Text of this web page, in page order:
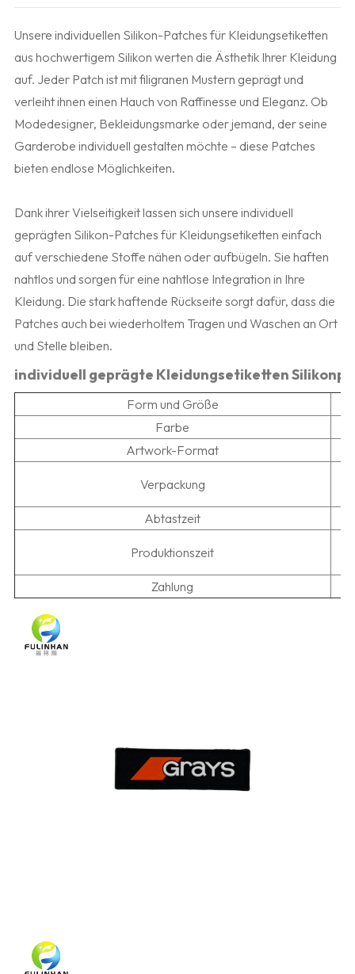
Unsere individuellen Silikon-Patches für Kleidungsetiketten
aus hochwertigem Silikon werten die Ästhetik Ihrer Kleidung
auf. Jeder Patch ist mit filigranen Mustern geprägt und
verleiht ihnen einen Hauch von Raffinesse und Eleganz. Ob
Modedesigner, Bekleidungsmarke oder jemand, der seine
Garderobe individuell gestalten möchte – diese Patches
bieten endlose Möglichkeiten.
Dank ihrer Vielseitigkeit lassen sich unsere individuell
geprägten Silikon-Patches für Kleidungsetiketten einfach
auf verschiedene Stoffe nähen oder aufbügeln. Sie haften
nahtlos und sorgen für eine nahtlose Integration in Ihre
Kleidung. Die stark haftende Rückseite sorgt dafür, dass die
Patches auch bei wiederholtem Tragen und Waschen an Ort
und Stelle bleiben.
individuell geprägte Kleidungsetiketten
Form und Größe
Farbe
Artwork-Format
Verpackung
Abtastzeit
Produktionszeit
Zahlung